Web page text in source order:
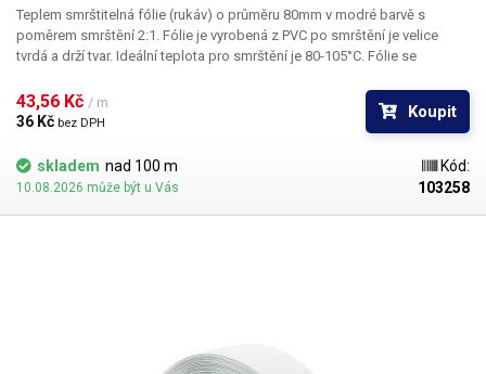
Teplem smrštitelná fólie (rukáv) o průměru 80mm v modré barvě s
poměrem smrštění 2:1. Fólie je vyrobená z PVC po smrštění je velice
tvrdá a drží tvar. Ideální teplota pro smrštění je 80-105°C. Fólie se
průměr. Tím jsou předměty uvnitř folie účinně elektricky izolovány od
okolí a ochráněny před mechanickým poškozením. Smršťovací PVC
rukáv je hojně využíván při výrobě akumulátorových bloků do ručního
nářadí, RC modelů a nouzových svítidel, jako návlečka na hrdle např.
vinných lahví k ochraně korkové zátky nebo jako izolace pro nejrůznější
elektronické komponenty: zdroje, PWM regulátory apod.
je za 1m.Pro snadné a rychlé smrštění fólie doporučujeme
43,56 Kč / m
36 Kč bez DPH
Koupit
skladem nad 100 m
10.08.2026 může být u Vás
Kód:
103258